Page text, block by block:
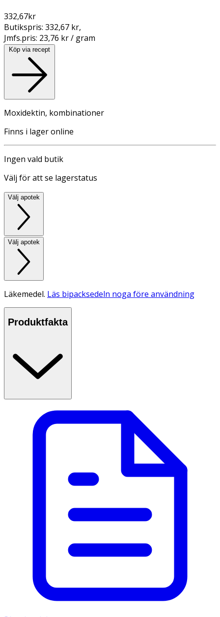
332,67kr
Butikspris: 332,67 kr,
Jmfs.pris: 23,76 kr / gram
Köp via recept
Moxidektin, kombinationer
Finns i lager online
Ingen vald butik
Välj för att se lagerstatus
Välj apotek
Välj apotek
Läkemedel. Läs bipacksedeln noga före användning
Produktfakta